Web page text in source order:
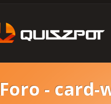
Foro - card-